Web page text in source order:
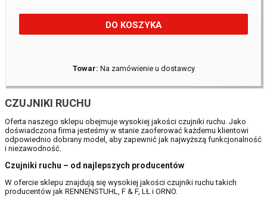
DO KOSZYKA
Towar: Na zamówienie u dostawcy
CZUJNIKI RUCHU
Oferta naszego sklepu obejmuje wysokiej jakości czujniki ruchu. Jako
doświadczona firma jesteśmy w stanie zaoferować każdemu klientowi
odpowiednio dobrany model, aby zapewnić jak najwyższą funkcjonalność
i niezawodność.
Czujniki ruchu – od najlepszych producentów
W ofercie sklepu znajdują się wysokiej jakości czujniki ruchu takich
producentów jak RENNENSTUHL, F & F, LŁ i ORNO.